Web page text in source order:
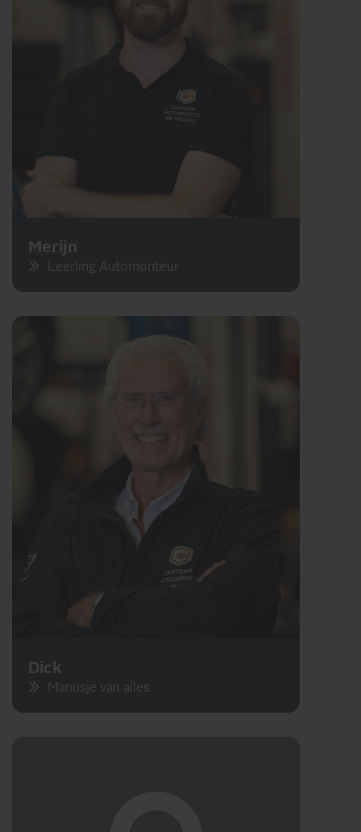
Merijn
Leerling Automonteur
Dick
Manusje van alles